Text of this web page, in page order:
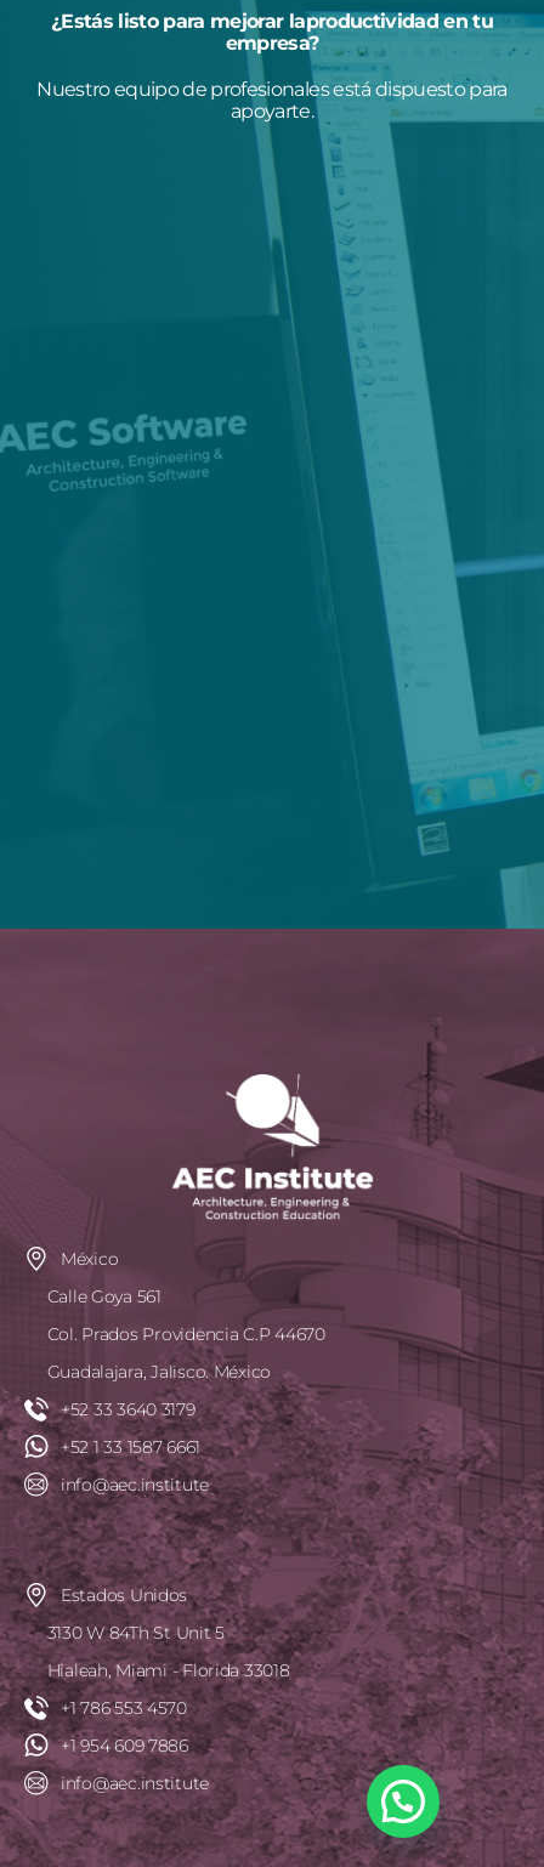
¿Estás listo para mejorar laproductividad en tu
empresa?
Nuestro equipo de profesionales está dispuesto para
apoyarte.
México
Calle Goya 561
Col. Prados Providencia C.P 44670
Guadalajara, Jalisco. México
+52 33 3640 3179
+52 1 33 1587 6661
info@aec.institute
Estados Unidos
3130 W 84Th St Unit 5
Hialeah, Miami - Florida 33018
+1 786 553 4570
+1 954 609 7886
info@aec.institute